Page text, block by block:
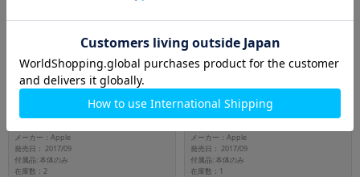
64GB nanoSIM
【バッテリー80%未満】【SIMロッ
ク解除済】au iPhone8 Plus A1898
(MQ9K2J/A) 64GB スペースグレイ
メーカー：Apple
発売日： 2017/09
付属品: 本体のみ
在庫数：2
【バッテリー80%未満】【SIMロッ
ク解除済】au iPhone8 Plus A1898
(MQ9M2J/A) 64GB ゴールド
メーカー：Apple
発売日： 2017/09
付属品: 本体のみ
在庫数：1